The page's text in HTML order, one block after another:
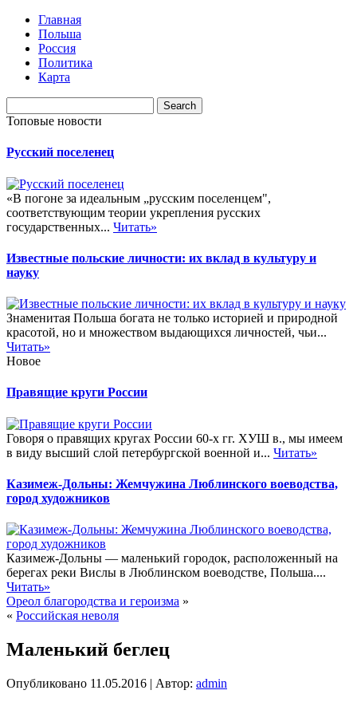
Главная
Польша
Россия
Политика
Карта
Топовые новости
Русский поселенец
«В погоне за идеальным „русским поселенцем",
соответствующим теории укрепления русских
государственных... Читать»
Известные польские личности: их вклад в культуру и
науку
Знаменитая Польша богата не только историей и природной
красотой, но и множеством выдающихся личностей, чьи...
Читать»
Новое
Правящие круги России
Говоря о правящих кругах России 60-х гг. ХУШ в., мы имеем
в виду высший слой петербургской военной и... Читать»
Казимеж-Дольны: Жемчужина Люблинского воеводства,
город художников
Казимеж-Дольны — маленький городок, расположенный на
берегах реки Вислы в Люблинском воеводстве, Польша....
Читать»
Ореол благородства и героизма »
« Российская неволя
Маленький беглец
Опубликовано 11.05.2016 | Автор: admin